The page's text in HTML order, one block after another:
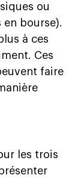
ou
en bourse).
à ces
Ces
faire
les trois